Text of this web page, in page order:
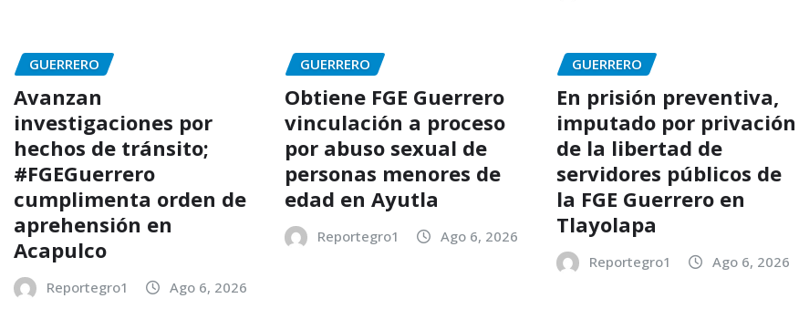
GUERRERO
Avanzan
investigaciones por
hechos de tránsito;
#FGEGuerrero
cumplimenta orden de
aprehensión en
Acapulco
Reportegro1 Ago 6, 2026
GUERRERO
Obtiene FGE Guerrero
vinculación a proceso
por abuso sexual de
personas menores de
edad en Ayutla
Reportegro1 Ago 6, 2026
GUERRERO
En prisión preventiva,
imputado por privación
de la libertad de
servidores públicos de
la FGE Guerrero en
Tlayolapa
Reportegro1 Ago 6, 2026